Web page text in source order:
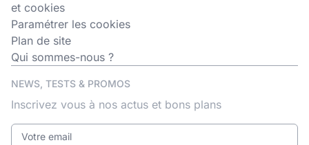
et cookies
Paramétrer les cookies
Plan de site
Qui sommes-nous ?
NEWS, TESTS & PROMOS
Inscrivez vous à nos actus et bons plans